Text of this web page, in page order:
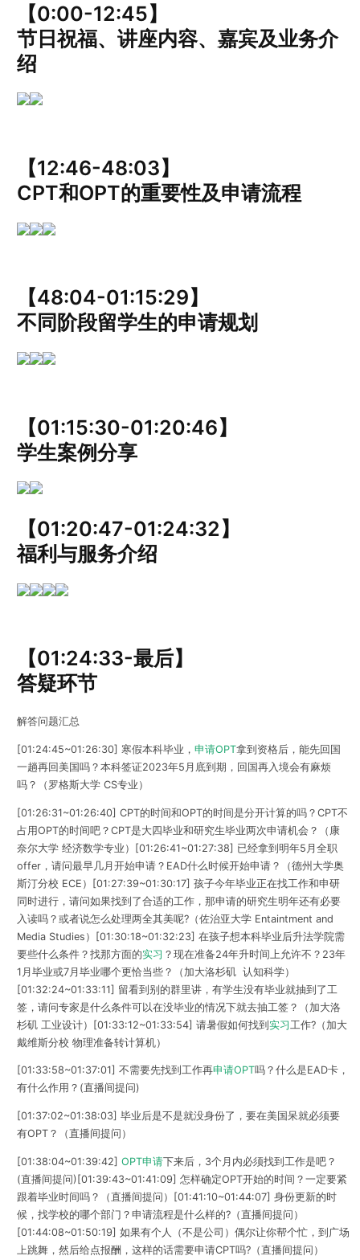
【0:00-12:45】
节日祝福、讲座内容、嘉宾及业务介
绍
【12:46-48:03】
CPT和OPT的重要性及申请流程
【48:04-01:15:29】
不同阶段留学生的申请规划
【01:15:30-01:20:46】
学生案例分享
【01:20:47-01:24:32】
福利与服务介绍
【01:24:33-最后】
答疑环节
解答问题汇总
[01:24:45~01:26:30] 寒假本科毕业， 申请OPT拿到资格后，能先回国
一趟再回美国吗？本科签证2023年5月底到期，回国再入境会有麻烦
吗？（罗格斯大学 CS专业）
[01:26:31~01:26:40] CPT的时间和OPT的时间是分开计算的吗？CPT不
占用OPT的时间吧？CPT是大四毕业和研究生毕业两次申请机会？（康
奈尔大学 经济数学专业）[01:26:41~01:27:38] 已经拿到明年5月全职
offer，请问最早几月开始申请？EAD什么时候开始申请？（德州大学奥
斯汀分校 ECE）[01:27:39~01:30:17] 孩子今年毕业正在找工作和申研
同时进行，请问如果找到了合适的工作，那申请的研究生明年还有必要
入读吗？或者说怎么处理两全其美呢?（佐治亚大学 Entaintment and
Media Studies）[01:30:18~01:32:23] 在孩子想本科毕业后升法学院需
要些什么条件？找那方面的实习 ？现在准备24年升时间上允许不？23年
1月毕业或7月毕业哪个更恰当些？（加大洛杉矶 认知科学）
[01:32:24~01:33:11] 留看到别的群里讲，有学生没有毕业就抽到了工
签，请问专家是什么条件可以在没毕业的情况下就去抽工签？（加大洛
杉矶 工业设计）[01:33:12~01:33:54] 请暑假如何找到实习 工作?（加大
戴维斯分校 物理准备转计算机）
[01:33:58~01:37:01] 不需要先找到工作再申请OPT吗？什么是EAD卡，
有什么作用？(直播间提问)
[01:37:02~01:38:03] 毕业后是不是就没身份了，要在美国呆就必须要
有OPT？（直播间提问）
[01:38:04~01:39:42] OPT申请下来后，3个月内必须找到工作是吧？
(直播间提问)[01:39:43~01:41:09] 怎样确定OPT开始的时间？一定要紧
跟着毕业时间吗？（直播间提问）[01:41:10~01:44:07] 身份更新的时
候，找学校的哪个部门？申请流程是什么样的?（直播间提问）
[01:44:08~01:50:19] 如果有个人（不是公司）偶尔让你帮个忙，到广场
上跳舞，然后给点报酬，这样的话需要申请CPT吗?（直播间提问）